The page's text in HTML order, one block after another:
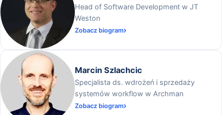
Head of Software Development w JT
Weston
Zobacz biogram
Marcin Szlachcic
Specjalista ds. wdrożeń i sprzedaży
systemów workflow w Archman
Zobacz biogram